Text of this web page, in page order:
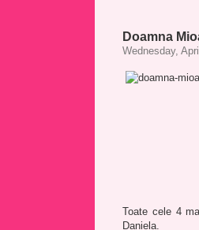
Doamna
Wednesday,
Toate cele 4
Daniela.